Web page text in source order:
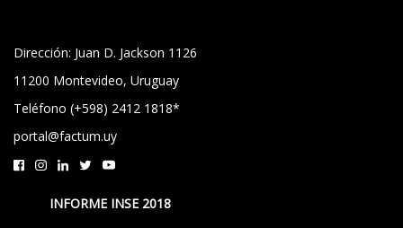
Dirección: Juan D. Jackson 1126
11200 Montevideo, Uruguay
Teléfono (+598) 2412 1818*
portal@factum.uy
INFORME INSE 2018